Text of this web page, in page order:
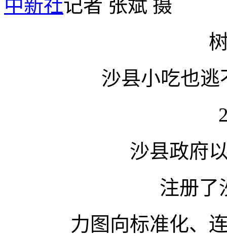
中新社记者 张斌 摄
沙县小吃也逃
沙县政府
注册了
力图向标准化、